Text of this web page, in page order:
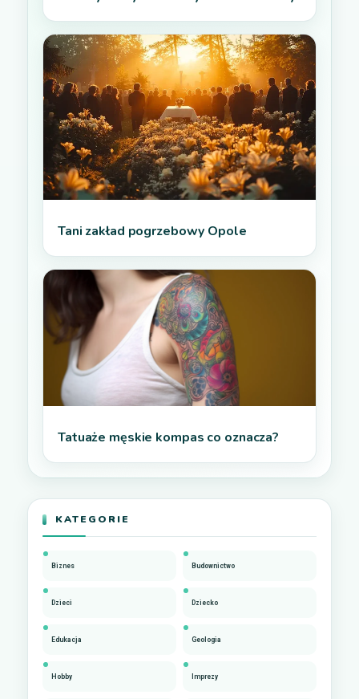
Tani zakład pogrzebowy Opole
Tatuaże męskie kompas co oznacza?
KATEGORIE
Biznes Budownictwo
Dzieci Dziecko
Edukacja Geologia
Hobby Imprezy